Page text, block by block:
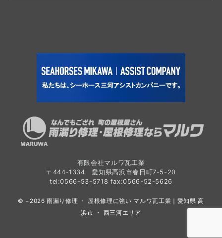
有限会社マルワ瓦工業
〒444-1334 愛知県高浜市春日町7-5-20
tel:0566-53-5718 fax:0566-52-5626
© −2026雨漏り修理 ・ 屋根修理に強い マルワ瓦工業｜愛知県 高
浜市 ・ 西三河エリア